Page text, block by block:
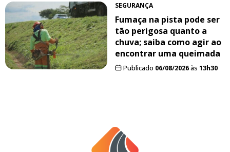
SEGURANÇA
Fumaça na pista pode ser
tão perigosa quanto a
chuva; saiba como agir ao
encontrar uma queimada
Publicado 06/08/2026às 13h30